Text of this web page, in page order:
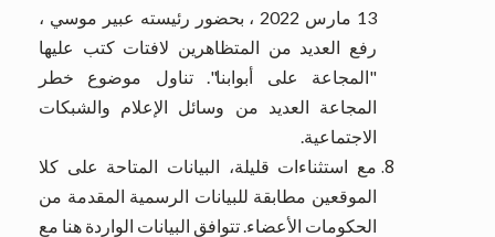
13 مارس 2022 ، بحضور رئيسته عبير موسي ،
رفع العديد من المتظاهرين لافتات كتب عليها
"المجاعة على أبوابنا". تناول موضوع خطر
المجاعة العديد من وسائل الإعلام والشبكات
الاجتماعية.
مع استثناءات قليلة، البيانات المتاحة على كلا
الموقعين مطابقة للبيانات الرسمية المقدمة من
الحكومات الأعضاء. تتوافق البيانات الواردة هنا مع